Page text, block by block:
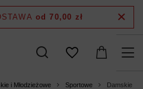
od 70,00 zł
i Młodzieżowe Sportowe Damskie